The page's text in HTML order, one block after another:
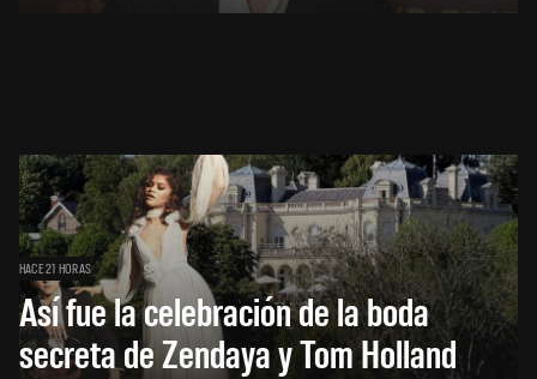
HACE 21 HORAS
Así fue la celebración de la boda
secreta de Zendaya y Tom Holland